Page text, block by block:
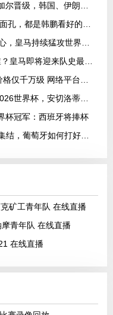
杯冠军：西班牙将捧杯
矿工青年队 在线直播
青年队 在线直播
在线直播